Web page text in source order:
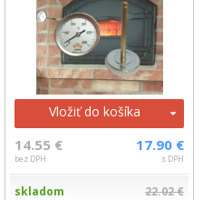
Vložiť do košíka
14.55 €
bez DPH
17.90 €
s DPH
skladom 22.02 €